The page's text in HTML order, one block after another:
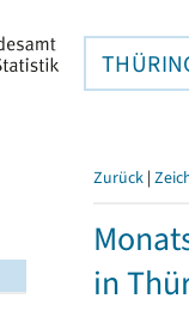
Zurück |
in